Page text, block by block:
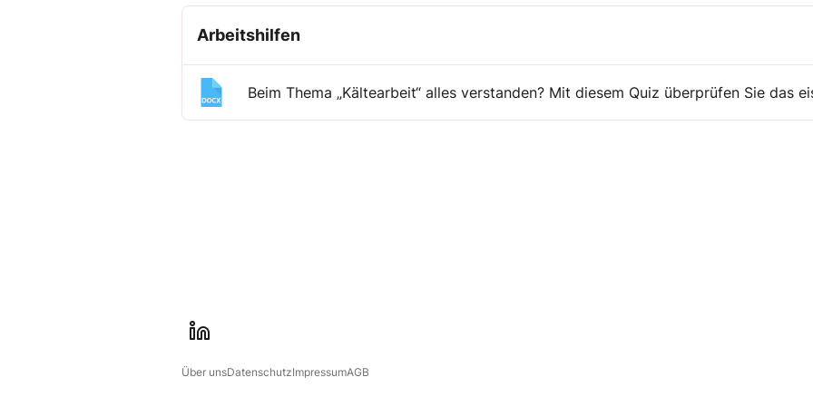
Arbeitshilfen
Beim Thema „Kältearbeit“ alles verstanden? Mit diesem Quiz überprüfen Sie das
i
Über unsDatenschutzImpressumAGB